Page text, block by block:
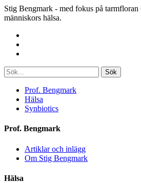
Stig Bengmark - med fokus på tarmfloran
människors hälsa.
Sök
Prof. Bengmark
Hälsa
Synbiotics
Prof. Bengmark
Artiklar och inlägg
Om Stig Bengmark
Hälsa